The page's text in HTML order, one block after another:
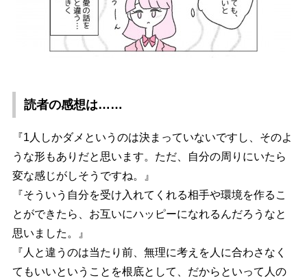
読者の感想は……
『1人しかダメというのは決まっていないですし、そのよ
うな形もありだと思います。ただ、自分の周りにいたら
変な感じがしそうですね。』
『そういう自分を受け入れてくれる相手や環境を作るこ
とができたら、お互いにハッピーになれるんだろうなと
思いました。』
『人と違うのは当たり前、無理に考えを人に合わさなく
てもいいということを根底として、だからといって人の